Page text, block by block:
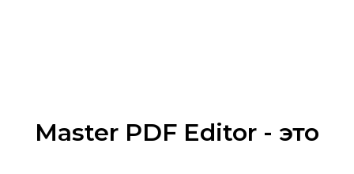
Master PDF Editor - это